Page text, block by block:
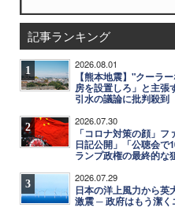
記事ランキング
1 2026.08.01
【熊本地震】"クーラ
房を設置しろ」と主張
引水の議論に批判殺到
2 2026.07.30
「コロナ対策の顔」
日記公開」「公聴会で
ランプ政権の最終的な
3 2026.07.29
日本の洋上風力から英
激震 ─ 政府はもう潔く